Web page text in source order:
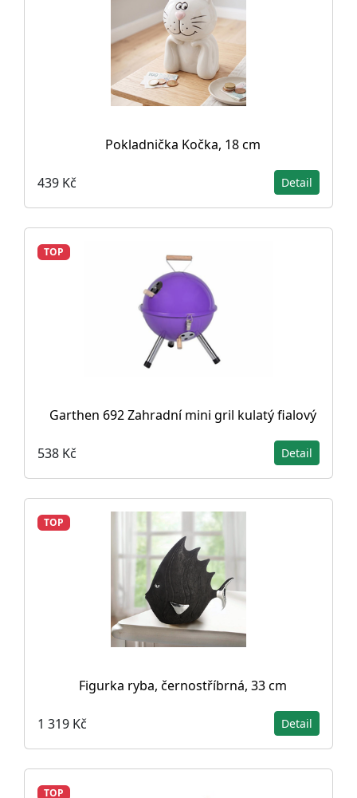
Pokladnička Kočka, 18 cm
439 Kč Detail
TOP
Garthen 692 Zahradní mini gril kulatý fialový
538 Kč Detail
TOP
Figurka ryba, černostříbrná, 33 cm
1 319 Kč Detail
TOP